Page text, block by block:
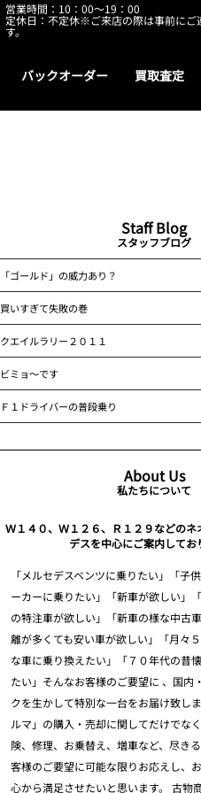
営業時間：10：00～19：00
定休日：不定休※ご来店の際は事前にご
す。
バックオーダー 買取査定
Staff Blog
スタッフブログ
「ゴールド」の威力あり？
買いすぎて失敗の巻
クエイルラリー２０１１
ビミョ～です
Ｆ１ドライバーの普段乗り
About Us
私たちについて
Ｗ１４０、Ｗ１２６、Ｒ１２９などのネ
デスを中心にご案内して
「メルセデスベンツに乗りたい」「子
ーカーに乗りたい」「新車が欲しい」
の特注車が欲しい」「新車の様な中古
離が多くても安い車が欲しい」「月々
な車に乗り換えたい」「７０年代の昔
たい」そんなお客様のご要望に 、国内
クを生かして特別な一台をお届け致
ルマ」の購入・売却に関してだけでな
険、修理、お乗替え、増車など、尽き
客様のご要望に可能な限りお応えし、
心から満足させたいと思います。 古物